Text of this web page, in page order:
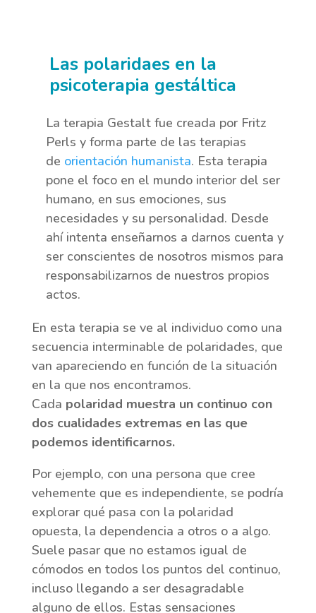
Las polaridaes en la
psicoterapia gestáltica
La terapia Gestalt fue creada por Fritz
Perls y forma parte de las terapias
de orientación humanista. Esta terapia
pone el foco en el mundo interior del ser
humano, en sus emociones, sus
necesidades y su personalidad. Desde
ahí intenta enseñarnos a darnos cuenta y
ser conscientes de nosotros mismos para
responsabilizarnos de nuestros propios
actos.
En esta terapia se ve al individuo como una
secuencia interminable de polaridades, que
van apareciendo en función de la situación
en la que nos encontramos.
Cada polaridad muestra un continuo con
dos cualidades extremas en las que
podemos identificarnos.
Por ejemplo, con una persona que cree
vehemente que es independiente, se podría
explorar qué pasa con la polaridad
opuesta, la dependencia a otros o a algo.
Suele pasar que no estamos igual de
cómodos en todos los puntos del continuo,
incluso llegando a ser desagradable
alguno de ellos. Estas sensaciones